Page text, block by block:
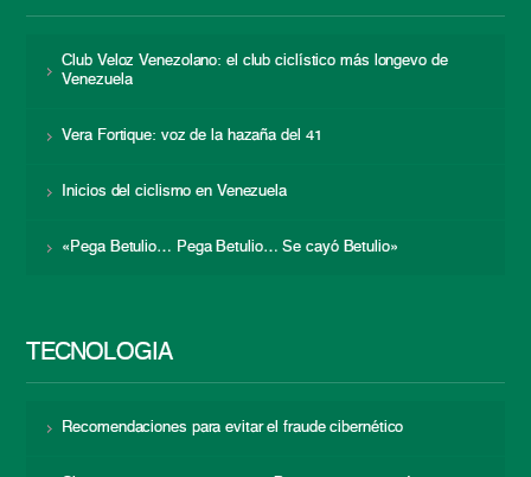
Club Veloz Venezolano: el club ciclístico más longevo de
Venezuela
Vera Fortique: voz de la hazaña del 41
Inicios del ciclismo en Venezuela
«Pega Betulio… Pega Betulio… Se cayó Betulio»
TECNOLOGÍA
Recomendaciones para evitar el fraude cibernético